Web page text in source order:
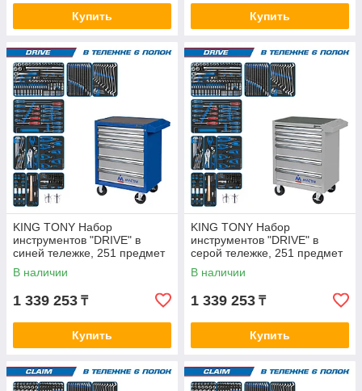
Купить Купить
KING TONY Набор
инструментов "DRIVE" в
синей тележке, 251 предмет
KING TONY 934-251AMB
В наличии
1 339 253 ₸
Купить
KING TONY Набор
инструментов "DRIVE" в
серой тележке, 251 предмет
KING TONY 934-251AMG
В наличии
1 339 253 ₸
Купить